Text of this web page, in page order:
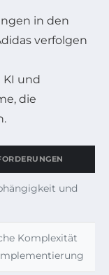
in den
verfolgen
KI und
die
und
Komplexität